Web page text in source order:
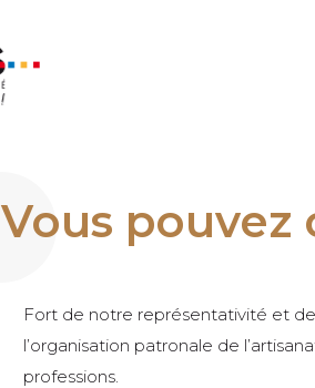
Vous pouvez
Fort de notre représentativité et
l’organisation patronale de
professions.